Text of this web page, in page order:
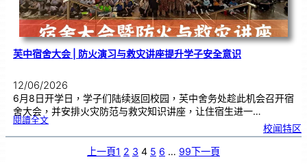
芙中宿舍大会 | 防火演习与救灾讲座提升学子安全意识
12/06/2026
6月8日开学日，学子们陆续返回校园，芙中舍务处趁此机会召开宿
舍大会，并安排火灾防范与救灾知识讲座，让住宿生进一…
閱讀全文:芙
舍
校闻特区
上一頁1 2 3 4 5 6 … 99下一頁